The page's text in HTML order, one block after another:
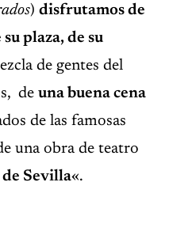
) disfrutamos de
plaza, de su
de gentes del
de una buena cena
de las famosas
una obra de teatro
Sevilla«.